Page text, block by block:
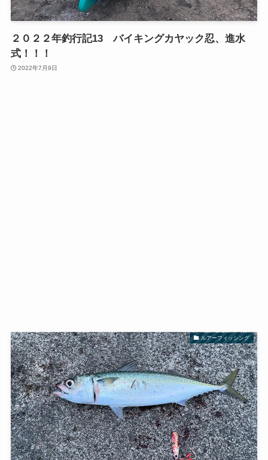
２０２２年釣行記13 バイキングカヤック忍、進水
式！！！
2022年7月9日
ルアーフィッシング